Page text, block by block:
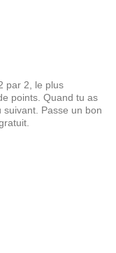
par 2, le plus
points. Quand tu as
Passe un bon